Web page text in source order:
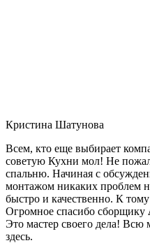
Кристина Шатунова
Всем, кто еще выбирает
советую Кухни мол! Не
спальню. Начиная с
монтажом никаких проблем
быстро и качественно. К
Огромное спасибо сборщику
Это мастер своего дела! Всю
здесь.